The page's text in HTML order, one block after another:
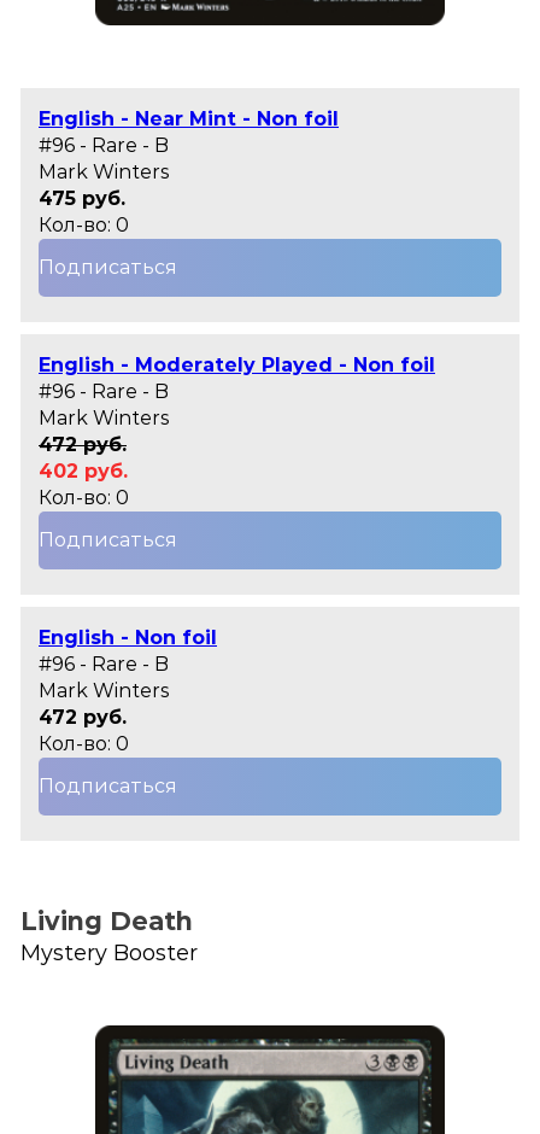
English - Near Mint - Non foil
#96 - Rare - B
Mark Winters
475 руб.
Кол-во: 0
Подписаться
English - Moderately Played - Non foil
#96 - Rare - B
Mark Winters
472 руб.
402 руб.
Кол-во: 0
Подписаться
English - Non foil
#96 - Rare - B
Mark Winters
472 руб.
Кол-во: 0
Подписаться
Living Death
Mystery Booster